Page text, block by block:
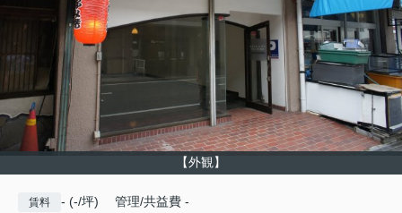
【外観】
賃料 - (-/坪) 管理/共益費 -